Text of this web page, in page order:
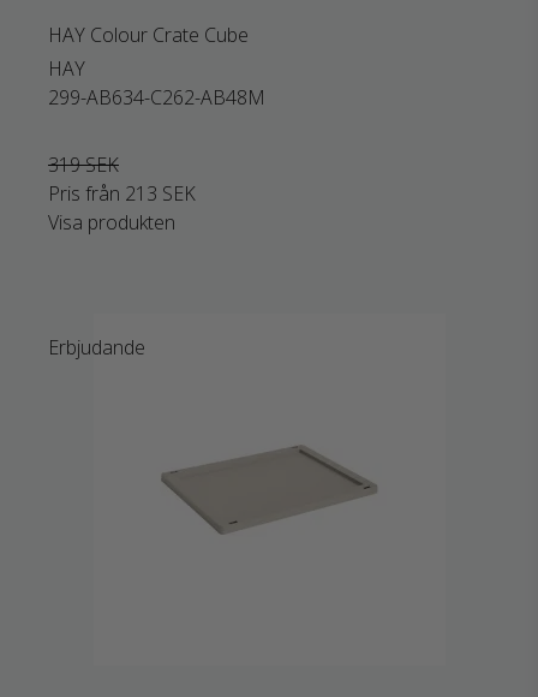
HAY Colour Crate Cube
HAY
299-AB634-C262-AB48M
319 SEK
Pris från 213 SEK
Visa produkten
Erbjudande